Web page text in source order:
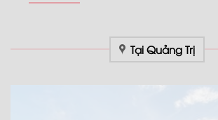
Tại Quảng Trị